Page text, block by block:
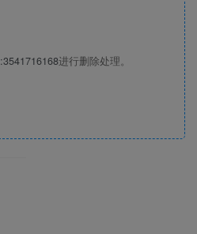
:3541716168进行删除处理。